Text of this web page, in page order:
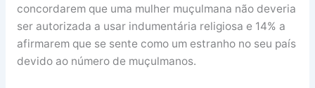
concordarem que uma mulher muçulmana não deveria
ser autorizada a usar indumentária religiosa e 14% a
afirmarem que se sente como um estranho no seu país
devido ao número de muçulmanos.